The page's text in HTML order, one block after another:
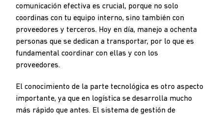
comunicación efectiva es crucial, porque no solo
coordinas con tu equipo interno, sino también con
proveedores y terceros. Hoy en día, manejo a ochenta
personas que se dedican a transportar, por lo que es
fundamental coordinar con ellas y con los
proveedores.
El conocimiento de la parte tecnológica es otro aspecto
importante, ya que en logística se desarrolla mucho
más rápido que antes. El sistema de gestión de